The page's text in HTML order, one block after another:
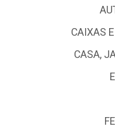
CAIXAS
CASA,